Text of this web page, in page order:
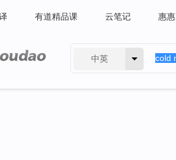
有道精品课 云笔记 惠惠
中英